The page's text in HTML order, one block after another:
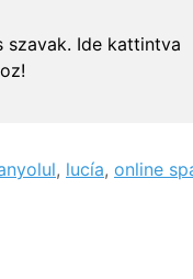
szavak. Ide kattintva
, lucía, online